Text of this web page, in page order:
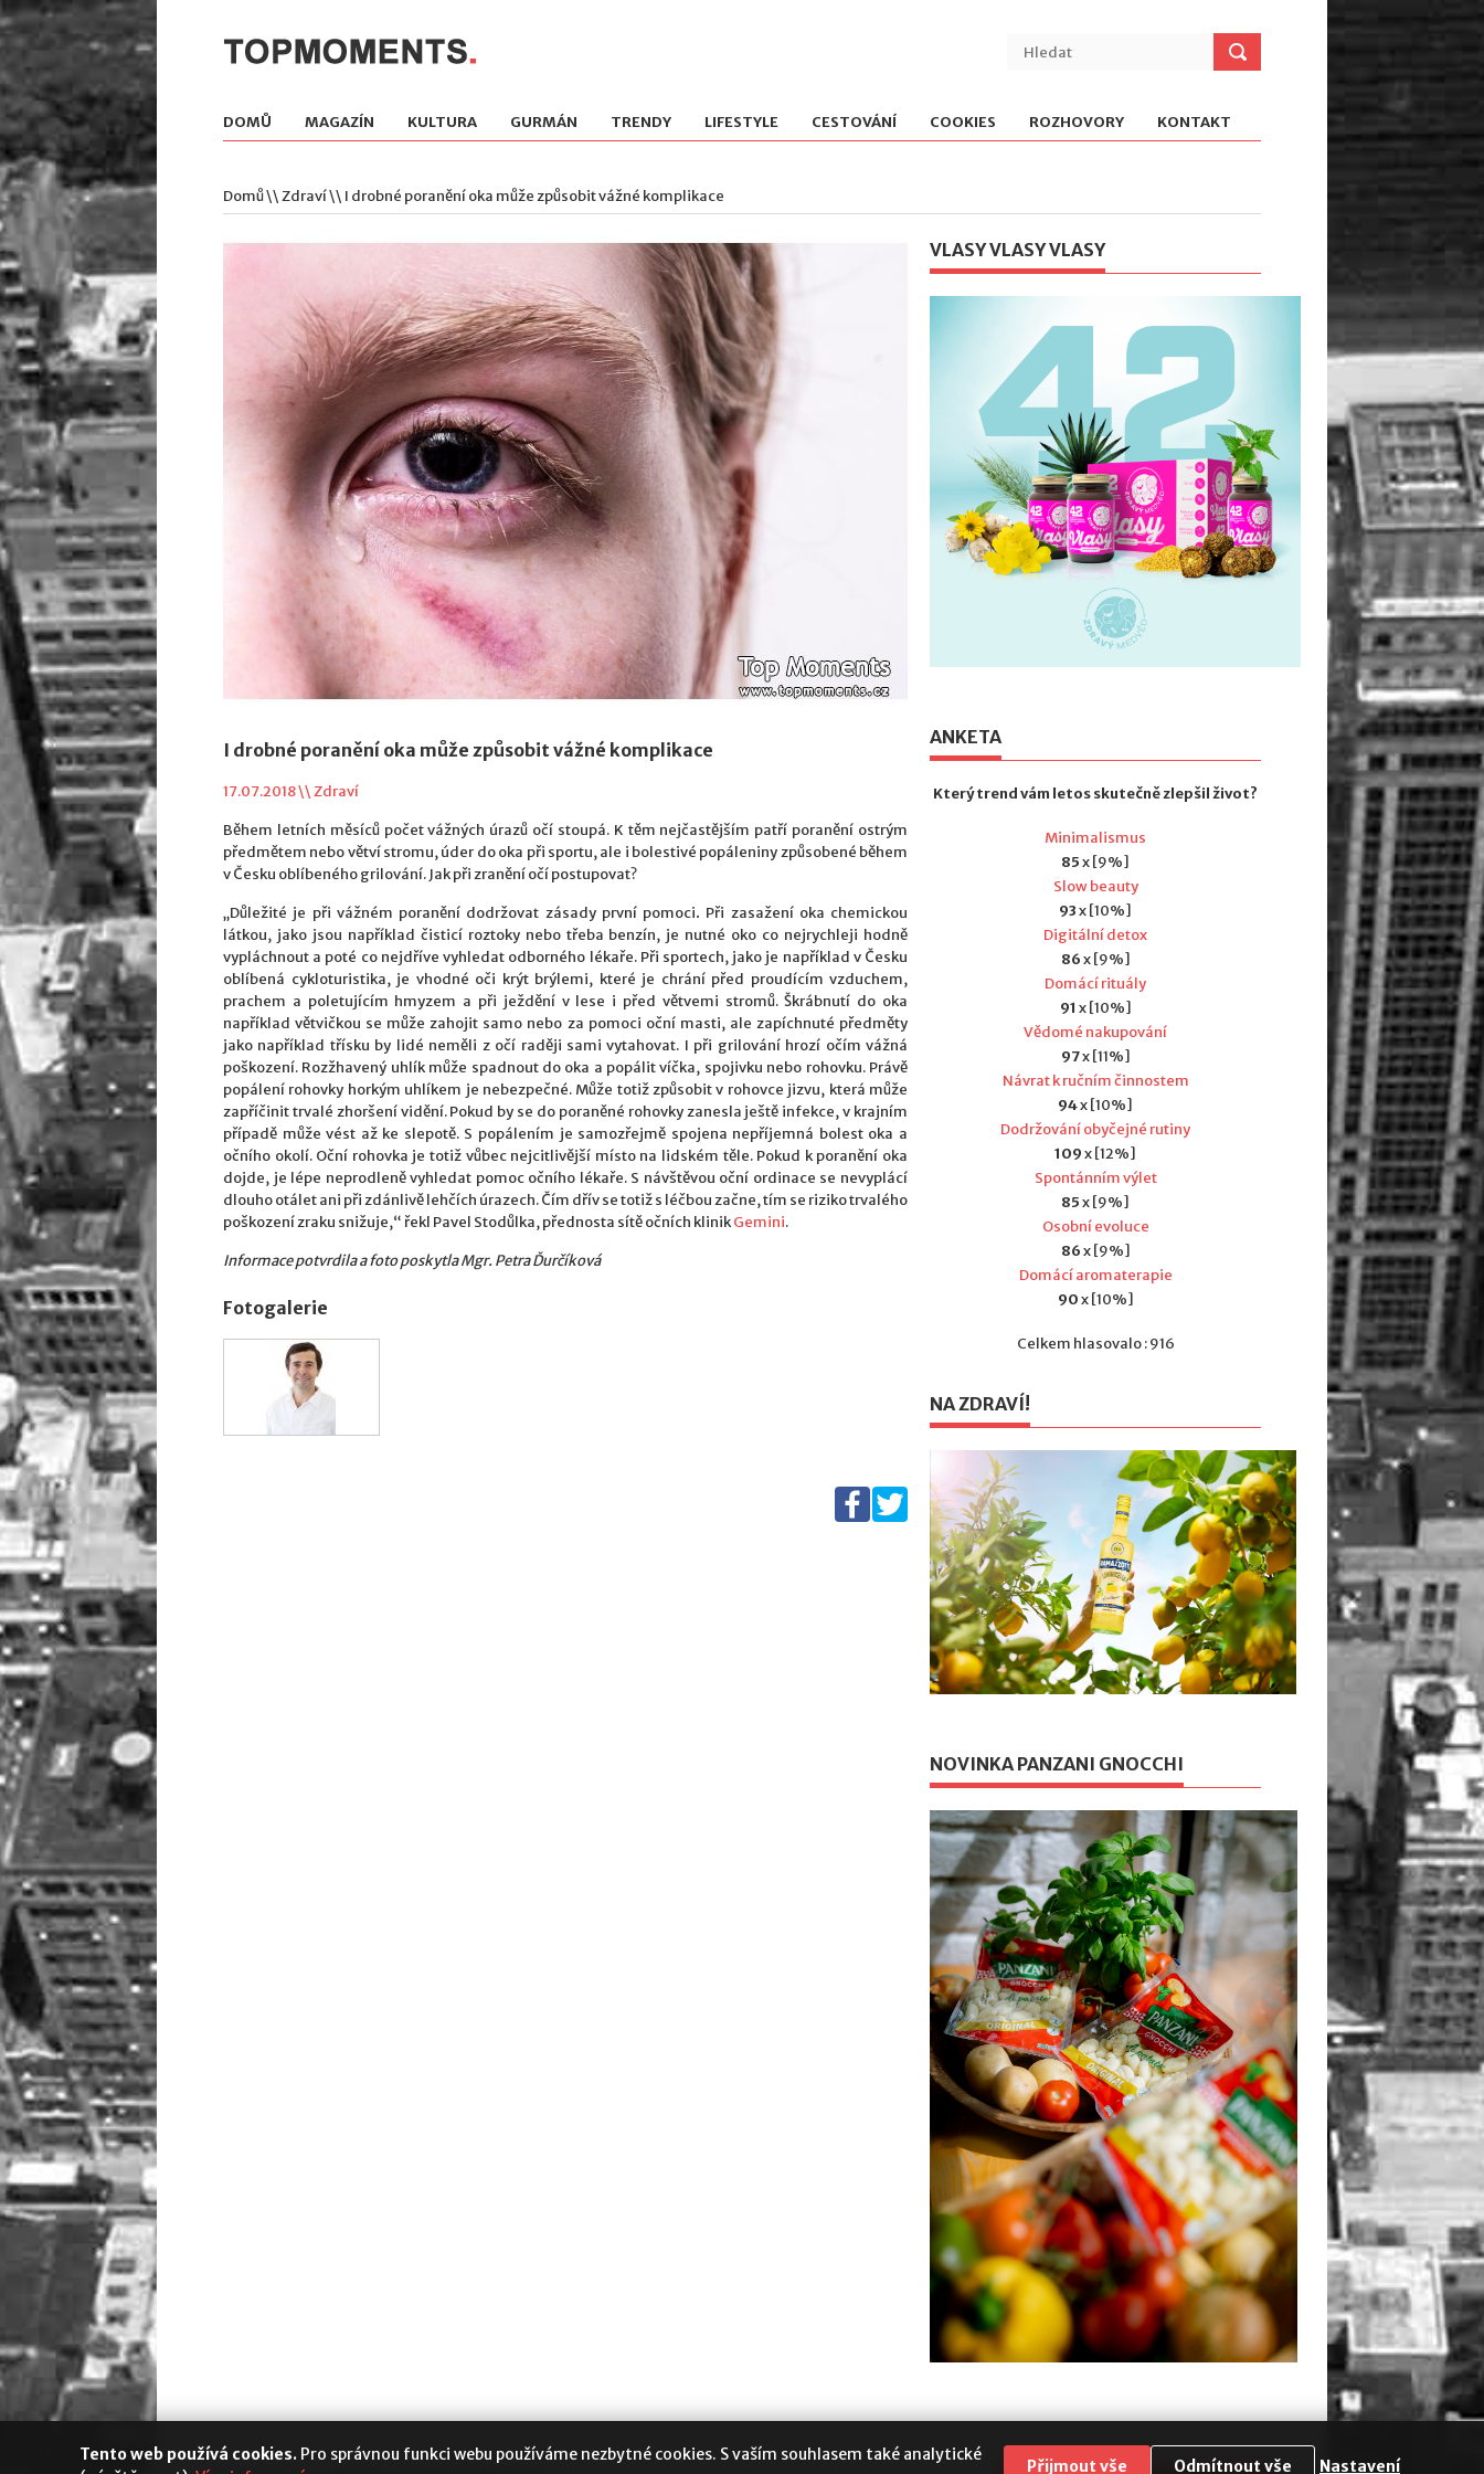
DOMŮ MAGAZÍN KULTURA GURMÁN TRENDY LIFESTYLE CESTOVÁNÍ COOKIES ROZHOVORY KONTAKT
Domů\\Zdraví\\ I drobné poranění oka může způsobit vážné komplikace
I drobné poranění oka může způsobit vážné komplikace
17.07.2018 \\Zdraví
Během letních měsíců počet vážných úrazů očí stoupá. K těm nejčastějším patří poranění ostrým
předmětem nebo větví stromu, úder do oka při sportu, ale i bolestivé popáleniny způsobené během
v Česku oblíbeného grilování. Jak při zranění očí postupovat?
„Důležité je při vážném poranění dodržovat zásady první pomoci. Při zasažení oka chemickou
látkou, jako jsou například čisticí roztoky nebo třeba benzín, je nutné oko co nejrychleji hodně
vypláchnout a poté co nejdříve vyhledat odborného lékaře. Při sportech, jako je například v Česku
oblíbená cykloturistika, je vhodné oči krýt brýlemi, které je chrání před proudícím vzduchem,
prachem a poletujícím hmyzem a při ježdění v lese i před větvemi stromů. Škrábnutí do oka
například větvičkou se může zahojit samo nebo za pomoci oční masti, ale zapíchnuté předměty
jako například třísku by lidé neměli z očí raději sami vytahovat. I při grilování hrozí očím vážná
poškození. Rozžhavený uhlík může spadnout do oka a popálit víčka, spojivku nebo rohovku. Právě
popálení rohovky horkým uhlíkem je nebezpečné. Může totiž způsobit v rohovce jizvu, která může
zapříčinit trvalé zhoršení vidění. Pokud by se do poraněné rohovky zanesla ještě infekce, v krajním
případě může vést až ke slepotě. S popálením je samozřejmě spojena nepříjemná bolest oka a
očního okolí. Oční rohovka je totiž vůbec nejcitlivější místo na lidském těle. Pokud k poranění oka
dojde, je lépe neprodleně vyhledat pomoc očního lékaře. S návštěvou oční ordinace se nevyplácí
dlouho otálet ani při zdánlivě lehčích úrazech. Čím dřív se totiž s léčbou začne, tím se riziko trvalého
poškození zraku snižuje,“ řekl Pavel Stodůlka, přednosta sítě očních klinikGemini.
Informace potvrdila a foto poskytla Mgr. Petra Ďurčíková
Fotogalerie
VLASY VLASY VLASY
ANKETA
Který trend vám letos skutečně zlepšil život?
Minimalismus
85x [9%]
Slow beauty
93x [10%]
Digitální detox
86x [9%]
Domácí rituály
91 x [10%]
Vědomé nakupování
97x [11%]
Návrat k ručním činnostem
94x [10%]
Dodržování obyčejné rutiny
109x [12%]
Spontánním výlet
85x [9%]
Osobní evoluce
86x [9%]
Domácí aromaterapie
90x [10%]
Celkem hlasovalo : 916
NA ZDRAVÍ!
NOVINKA PANZANI GNOCCHI
Tento web používá cookies. Pro správnou funkci webu používáme nezbytné cookies. S vaším souhlasem také analytické
Přijmout vše Odmítnout vše Nastavení